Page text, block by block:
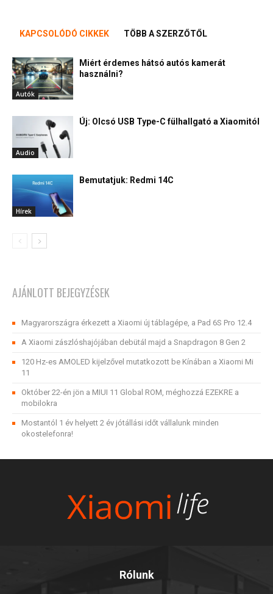
KAPCSOLÓDÓ CIKKEK TÖBB A SZERZŐTŐL
Autók
Miért érdemes hátsó autós kamerát
használni?
Audio
Új: Olcsó USB Type-C fülhallgató a Xiaomitól
Hírek
Bemutatjuk: Redmi 14C
AJÁNLOTT BEJEGYZÉSEK
Magyarországra érkezett a Xiaomi új táblagépe, a Pad 6S Pro 12.4
A Xiaomi zászlóshajójában debütál majd a Snapdragon 8 Gen 2
120 Hz-es AMOLED kijelzővel mutatkozott be Kínában a Xiaomi Mi
11
Október 22-én jön a MIUI 11 Global ROM, méghozzá EZEKRE a
mobilokra
Mostantól 1 év helyett 2 év jótállási időt vállalunk minden
okostelefonra!
Rólunk